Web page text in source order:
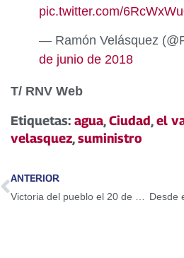
pic.twitter.com/
— Ramón Velásquez
de junio de 2018
T/ RNV Web
Etiquetas: agua,Ciudad,el
velasquez,suministro
ANTERIOR